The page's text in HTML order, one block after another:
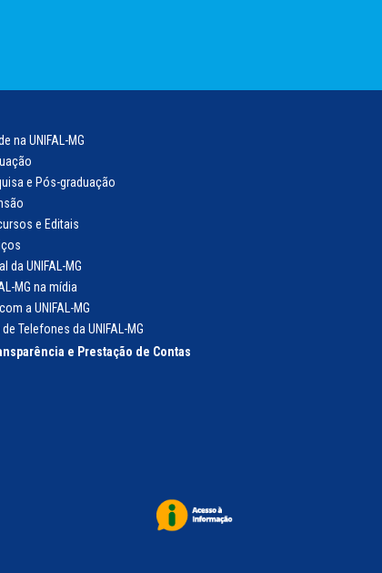
na UNIFAL-MG
e Pós-graduação
e Editais
da UNIFAL-MG
MG na mídia
a UNIFAL-MG
Telefones da UNIFAL-MG
e Prestação de Contas